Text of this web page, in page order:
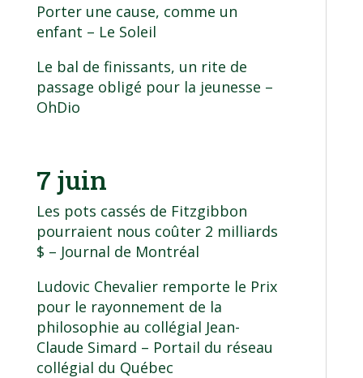
Porter une cause, comme un
enfant – Le Soleil
Le bal de finissants, un rite de
passage obligé pour la jeunesse –
OhDio
7 juin
Les pots cassés de Fitzgibbon
pourraient nous coûter 2 milliards
$ – Journal de Montréal
Ludovic Chevalier remporte le Prix
pour le rayonnement de la
philosophie au collégial Jean-
Claude Simard – Portail du réseau
collégial du Québec